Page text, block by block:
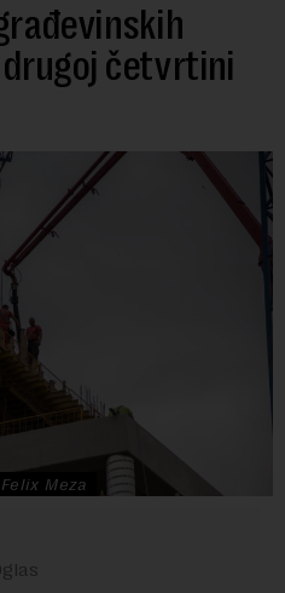
četvrtini
Meza